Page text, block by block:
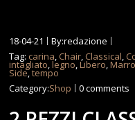
18-04-21
By:redazione
Tag: carina, Chair, Classical,
intagliato,legno,Libero,
Side,tempo
Category:Shop 0 comments